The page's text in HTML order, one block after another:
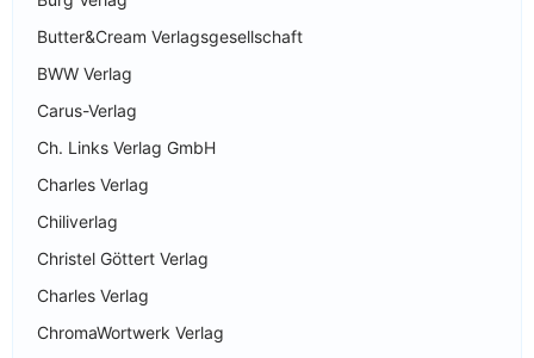
Butter&Cream Verlagsgesellschaft
BWW Verlag
Carus-Verlag
Ch. Links Verlag GmbH
Charles Verlag
Chiliverlag
Christel Göttert Verlag
Charles Verlag
ChromaWortwerk Verlag